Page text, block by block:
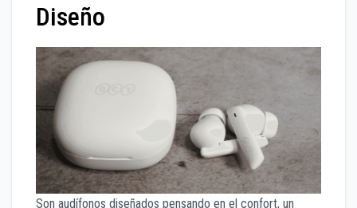
Diseño
Son audífonos diseñados pensando en el confort, un